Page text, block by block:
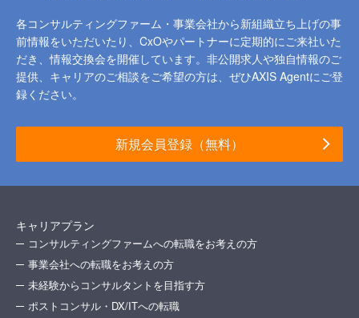
各コンサルティングファーム・事業会社から新組織立ち上げの事
前情報をいただいたり、 CxOやパートナーに定期的にご来社いた
だき、情報交換会を開催しています。 非公開求人や独自情報のご
提供、キャリアのご相談をご希望の方は、ぜひAXIS Agentにご登
録ください。
新規会員登録（無料）
キャリアプラン
コンサルティングファームへの転職をお考えの方
事業会社への転職をお考えの方
未経験からコンサルタントを目指す方
ポストコンサル・DX/ITへの転職